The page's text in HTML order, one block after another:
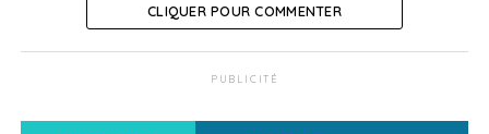
CLIQUER POUR COMMENTER
PUBLICITÉ